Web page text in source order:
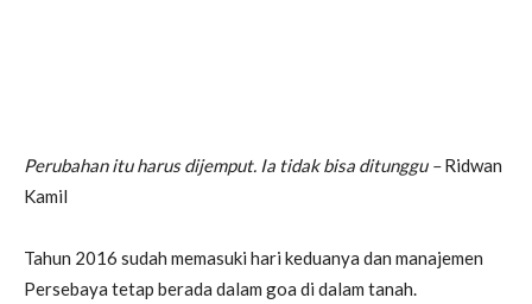
Perubahan itu harus dijemput. Ia tidak bisa ditunggu –Ridwan
Kamil
Tahun 2016 sudah memasuki hari keduanya dan manajemen
Persebaya tetap berada dalam goa di dalam tanah.